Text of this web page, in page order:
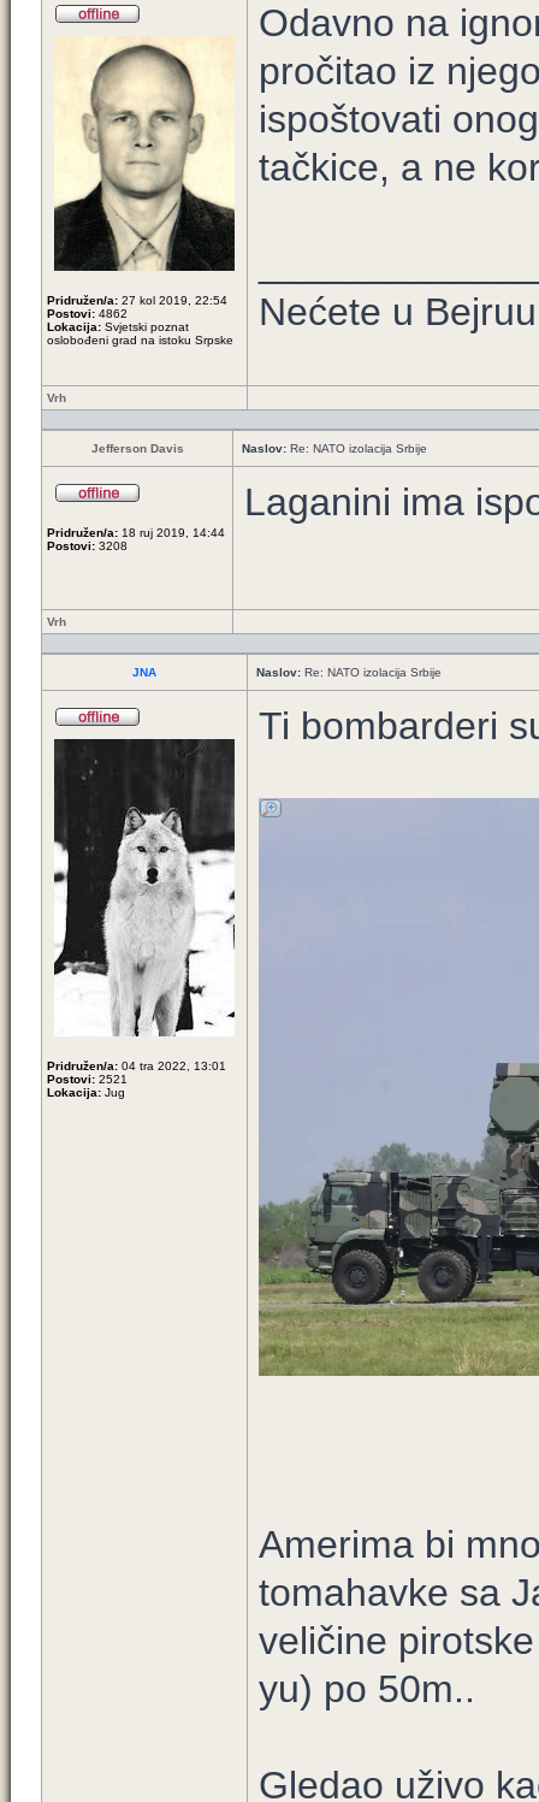
Pridružen/a: 27 kol 2019, 22:54
Postovi: 4862
Lokacija: Svjetski poznat
oslobođeni grad na istoku Srpske
Odavno na
pročitao iz
ispoštovati
tačkice, a ne
Nećete u
Vrh
Jefferson Davis Naslov: Re: NATO izolacija Srbije
Pridružen/a: 18 ruj 2019, 14:44
Postovi: 3208
Laganini ima
Vrh
JNA Naslov: Re: NATO izolacija Srbije
Pridružen/a: 04 tra 2022, 13:01
Postovi: 2521
Lokacija: Jug
Ti bombarderi
Amerima bi
tomahavke sa
veličine
yu) po 50m..
Gledao uživo